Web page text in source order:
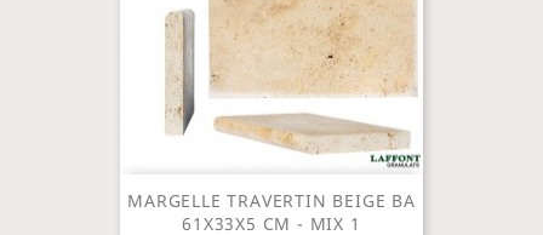
MARGELLE TRAVERTIN BEIGE BA
61X33X5 CM - MIX 1